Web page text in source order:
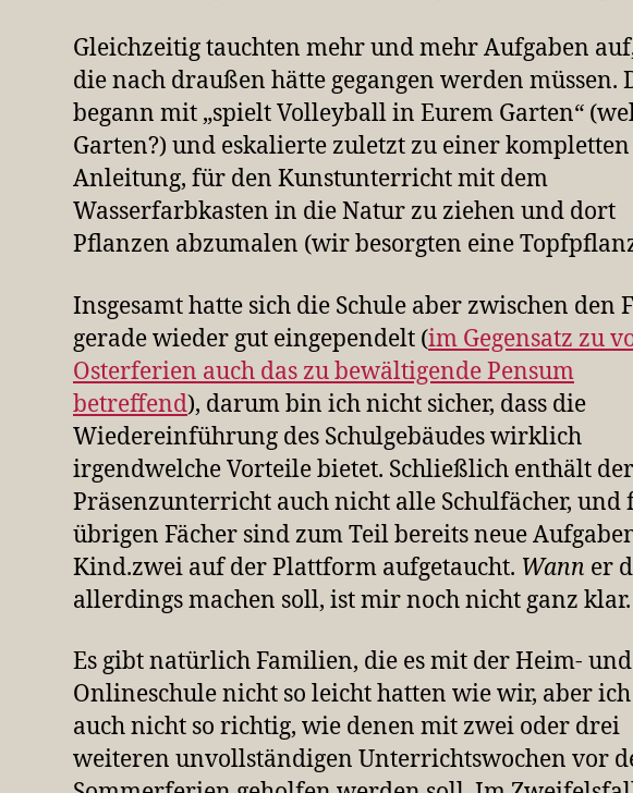
Gleichzeitig tauchten mehr und mehr Aufgaben
die nach draußen hätte gegangen werden müssen.
begann mit „spielt Volleyball in Eurem Garten“
Garten?) und eskalierte zuletzt zu einer kompletten
Anleitung, für den Kunstunterricht mit dem
Wasserfarbkasten in die Natur zu ziehen und dort
Pflanzen abzumalen (wir besorgten eine
Insgesamt hatte sich die Schule aber zwischen den
gerade wieder gut eingependelt (im Gegensatz zu
Osterferien auch das zu bewältigende Pensum
betreffend), darum bin ich nicht sicher, dass die
Wiedereinführung des Schulgebäudes wirklich
irgendwelche Vorteile bietet. Schließlich enthält der
Präsenzunterricht auch nicht alle Schulfächer, und
übrigen Fächer sind zum Teil bereits neue
Kind.zwei auf der Plattform aufgetaucht. Wann er
allerdings machen soll, ist mir noch nicht ganz klar.
Es gibt natürlich Familien, die es mit der Heim- und
Onlineschule nicht so leicht hatten wie wir, aber ich
auch nicht so richtig, wie denen mit zwei oder drei
weiteren unvollständigen Unterrichtswochen vor